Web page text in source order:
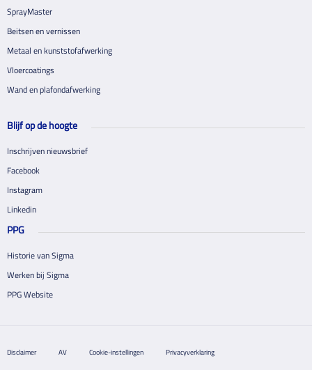
SprayMaster
Beitsen en vernissen
Metaal en kunststofafwerking
Vloercoatings
Wand en plafondafwerking
Blijf op de hoogte
Inschrijven nieuwsbrief
Facebook
Instagram
Linkedin
PPG
Historie van Sigma
Werken bij Sigma
PPG Website
Disclaimer AV Cookie-instellingen Privacyverklaring